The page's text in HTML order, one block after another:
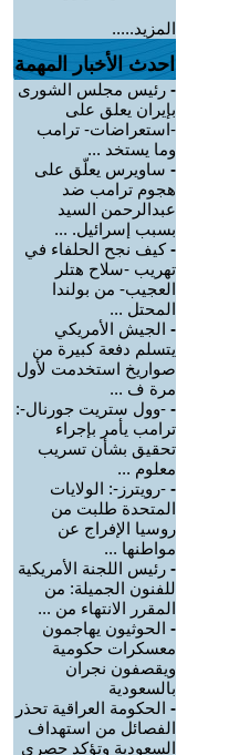
المزيد.....
احدث الأخبار المهمة
- رئيس مجلس الشورى
بإيران يعلق على
-استعراضات- ترامب
وما يستخد ...
- ساويرس يعلّق على
هجوم ترامب ضد
عبدالرحمن السيد
بسبب إسرائيل. ...
-كيف نجح الحلفاء في
تهريب -سلاح هتلر
العجيب- من بولندا
المحتل ...
- الجيش الأمريكي
يتسلم دفعة كبيرة من
صواريخ استخدمت لأول
مرة ف ...
- -وول ستريت جورنال-:
ترامب يأمر بإجراء
تحقيق بشأن تسريب
معلوم ...
- -رويترز-: الولايات
المتحدة طلبت من
روسيا الإفراج عن
مواطنها ...
- رئيس اللجنة الأمريكية
للفنون الجميلة: من
المقرر الانتهاء من ...
- الحوثيون يهاجمون
معسكرات حكومية
ويقصفون نجران
بالسعودية
- الحكومة العراقية تحذر
الفصائل من استهداف
السعودية وتؤكد حصري